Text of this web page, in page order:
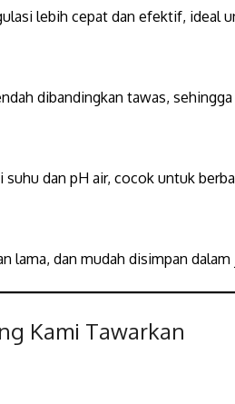
lebih cepat dan efektif, ideal
dibandingkan tawas,
dan pH air, cocok untuk
lama, dan mudah disimpan
Kami Tawarkan